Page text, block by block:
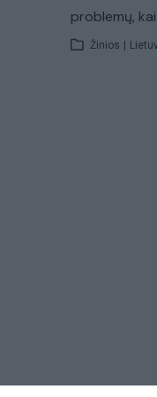
problemų,
Žinios |